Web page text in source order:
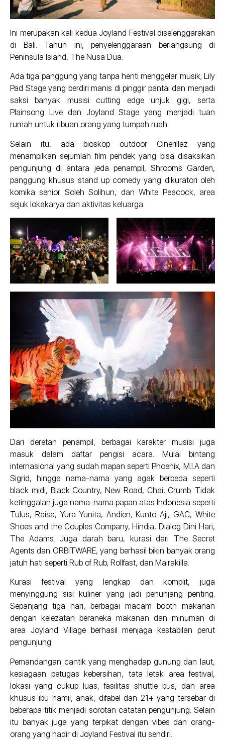
Ini merupakan kali kedua Joyland Festival diselenggarakan
di Bali. Tahun ini, penyelenggaraan berlangsung di
Peninsula Island, The Nusa Dua.
Ada tiga panggung yang tanpa henti menggelar musik; Lily
Pad Stage yang berdiri manis di pinggir pantai dan menjadi
saksi banyak musisi cutting edge unjuk gigi, serta
Plainsong Live dan Joyland Stage yang menjadi tuan
rumah untuk ribuan orang yang tumpah ruah.
Selain itu, ada bioskop outdoor Cinerillaz yang
menampilkan sejumlah film pendek yang bisa disaksikan
pengunjung di antara jeda penampil, Shrooms Garden,
panggung khusus stand up comedy yang dikuratori oleh
komika senior Soleh Solihun, dan White Peacock, area
sejuk lokakarya dan aktivitas keluarga.
Dari deretan penampil, berbagai karakter musisi juga
masuk dalam daftar pengisi acara. Mulai bintang
internasional yang sudah mapan seperti Phoenix, M.I.A dan
Sigrid, hingga nama-nama yang agak berbeda seperti
black midi, Black Country, New Road, Chai, Crumb. Tidak
ketinggalan juga nama-nama papan atas Indonesia seperti
Tulus, Raisa, Yura Yunita, Andien, Kunto Aji, GAC, White
Shoes and the Couples Company, Hindia, Dialog Dini Hari,
The Adams. Juga darah baru, kurasi dari The Secret
Agents dan ORBITWARE, yang berhasil bikin banyak orang
jatuh hati seperti Rub of Rub, Rollfast, dan Mairakilla.
Kurasi festival yang lengkap dan komplit, juga
menyinggung sisi kuliner yang jadi penunjang penting.
Sepanjang tiga hari, berbagai macam booth makanan
dengan kelezatan beraneka makanan dan minuman di
area Joyland Village berhasil menjaga kestabilan perut
pengunjung.
Pemandangan cantik yang menghadap gunung dan laut,
kesiagaan petugas kebersihan, tata letak area festival,
lokasi yang cukup luas, fasilitas shuttle bus, dan area
khusus ibu hamil, anak, difabel dan 21+ yang tersebar di
beberapa titik menjadi sorotan catatan pengunjung. Selain
itu banyak juga yang terpikat dengan vibes dan orang-
orang yang hadir di Joyland Festival itu sendiri.